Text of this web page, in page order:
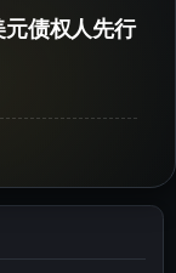
债权人先行